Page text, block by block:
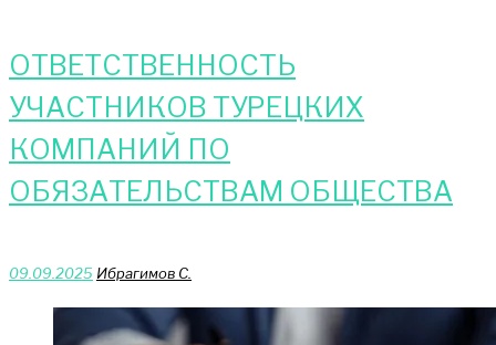
ОТВЕТСТВЕННОСТЬ
УЧАСТНИКОВ ТУРЕЦКИХ
КОМПАНИЙ ПО
ОБЯЗАТЕЛЬСТВАМ ОБЩЕСТВА
09.09.2025 Ибрагимов С.